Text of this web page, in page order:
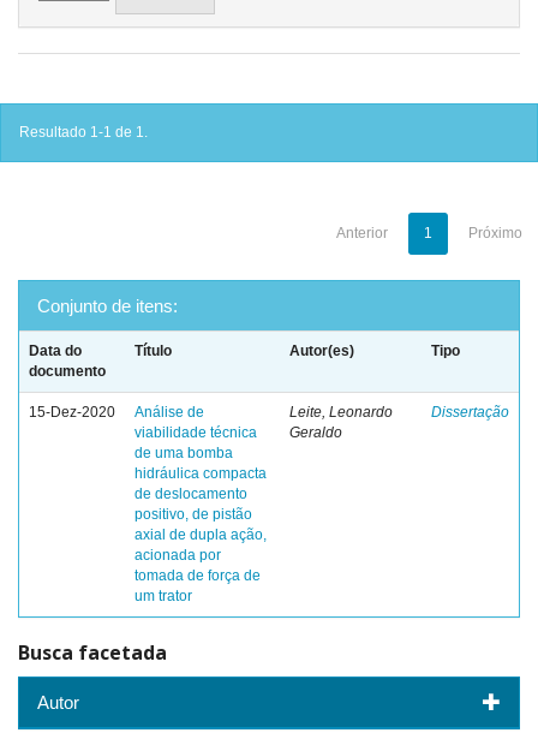
Resultado 1-1 de 1.
Anterior 1 Próximo
Conjunto de itens:
Data do
documento
Título Autor(es) Tipo
15-Dez-2020
Análise de
viabilidade técnica
de uma bomba
hidráulica compacta
de deslocamento
positivo, de pistão
axial de dupla ação,
acionada por
tomada de força de
um trator
Leite, Leonardo
Geraldo
Dissertação
Busca facetada
Autor